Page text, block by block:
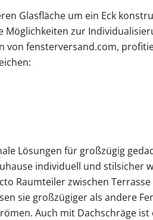
Glasfläche um ein Eck
Möglichkeiten zur
von fensterversand.com,
Lösungen für großzügig
individuell und stilsicher
Raumteiler zwischen
sie großzügiger als andere
Auch mit Dachschräge ist